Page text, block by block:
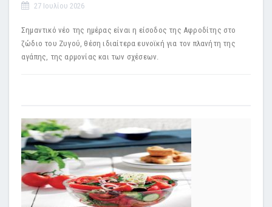
27 Ιουλίου 2026
Σημαντικό νέο της ημέρας είναι η είσοδος της Αφροδίτης στο
ζώδιο του Ζυγού, θέση ιδιαίτερα ευνοϊκή για τον πλανήτη της
αγάπης, της αρμονίας και των σχέσεων.